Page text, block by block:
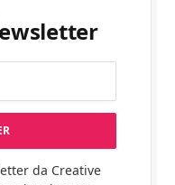
da Creative